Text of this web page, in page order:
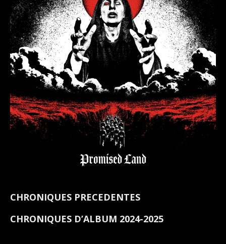
CHRONIQUES PRECEDENTES
CHRONIQUES D’ALBUM 2024-2025